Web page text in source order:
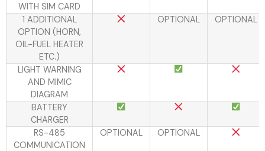
WITH SIM CARD
1 ADDITIONAL
OPTION (HORN,
OIL-FUEL HEATER
ETC.)
OPTIONAL OPTIONAL
LIGHT WARNING
AND MIMIC
DIAGRAM
BATTERY
CHARGER
RS-485
COMMUNICATION
OPTIONAL OPTIONAL